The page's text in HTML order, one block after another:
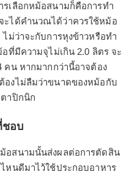
รเลือกหม้อสนามก็คือการทำ
ะได้คำนวณได้ว่าควรใช้หม้อ
ม่ว่าจะกับการหุงข้าวหรือทำ
ที่มีความจุไม่เกิน 2.0 ลิตร จะ
คน หากมากกว่านี้อาจต้อง
องไม่ลืมว่าขนาดของหม้อกับ
ตาปิกนิก
ชอบ
อสนามนั้นส่งผลต่อการตัดสิน
หนดีมาไว้ใช้ประกอบอาหาร